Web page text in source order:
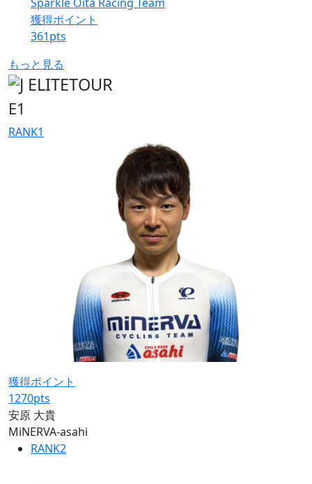
獲得ポイント
361pts
もっと見る
E1
RANK1
獲得ポイント
1270pts
安原 大貴
MiNERVA-asahi
RANK2